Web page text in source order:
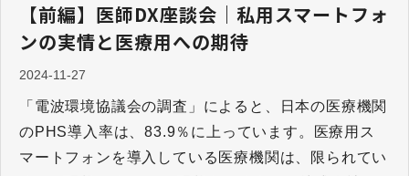
【前編】医師DX座談会｜私用スマートフォ
ンの実情と医療用への期待
2024-11-27
「電波環境協議会の調査」によると、日本の医療機関
のPHS導入率は、83.9％に上っています。医療用ス
マートフォンを導入している医療機関は、限られてい